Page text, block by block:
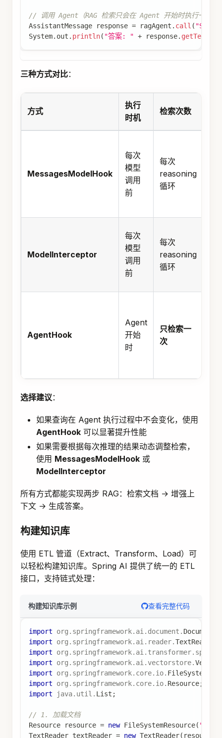
// 调用 Agent（RAG 检索只会在 Agent 开始时执行一次）
AssistantMessage response = ragAgent . call (
System. out . println( "答案: " + response. getText
三种方式对比：
方式
执行
时机
检索次数
MessagesModelHook
每次
模型
调用
前
每次
reasoning
循环
ModelInterceptor
每次
模型
调用
前
每次
reasoning
循环
AgentHook
Agent
开始
时
只检索一
次
选择建议：
如果查询在 Agent 执行过程中不会变化，使用
AgentHook 可以显著提升性能
如果需要根据每次推理的结果动态调整检索，
使用 MessagesModelHook 或
ModelInterceptor
所有方式都能实现两步 RAG：检索文档 → 增强上
下文 → 生成答案。
构建知识库
使用 ETL 管道（Extract、Transform、Load）可
以轻松构建知识库。Spring AI 提供了统一的 ETL
接口，支持链式处理：
构建知识库示例 查看完整代码
import org . springframework. ai . document . Document
import
org . springframework. ai . reader.TextReader
import
org . springframework. ai . transformer.
import
org . springframework. ai . vectorstore.
import
org . springframework. core. io.
import
org . springframework. core. io. Resource;
import
java. util . List ;
// 1. 加载文档
Resource resource = new FileSystemResource(
TextReader textReader = new TextReader( resource